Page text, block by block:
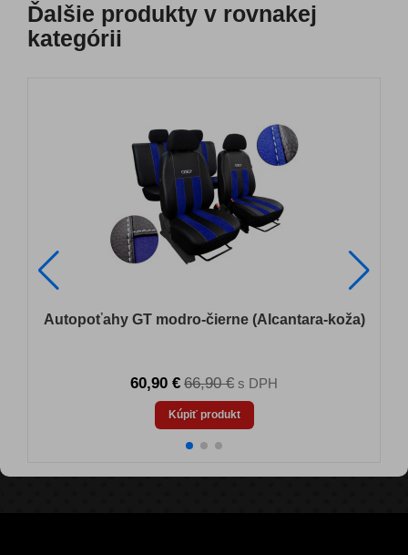
Ďalšie produkty v rovnakej
kategórii
Autopoťahy GT modro-čierne (Alcantara-koža)
60,90 € 66,90 € s DPH
Kúpiť produkt